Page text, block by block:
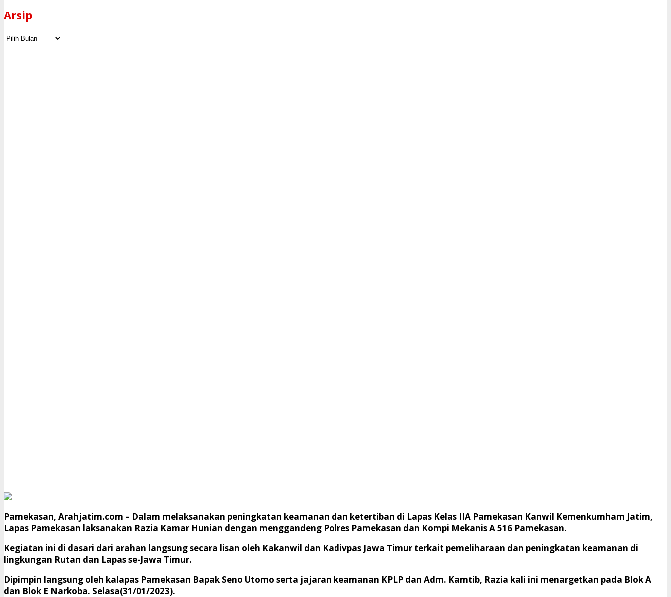
Arsip
Arsip
Pamekasan, Arahjatim.com – Dalam melaksanakan peningkatan keamanan dan ketertiban di Lapas Kelas IIA Pamekasan Kanwil Kemenkumham Jatim,
Lapas Pamekasan laksanakan Razia Kamar Hunian dengan menggandeng Polres Pamekasan dan Kompi Mekanis A 516 Pamekasan.
Kegiatan ini di dasari dari arahan langsung secara lisan oleh Kakanwil dan Kadivpas Jawa Timur terkait pemeliharaan dan peningkatan keamanan di
lingkungan Rutan dan Lapas se-Jawa Timur.
Dipimpin langsung oleh kalapas Pamekasan Bapak Seno Utomo serta jajaran keamanan KPLP dan Adm. Kamtib, Razia kali ini menargetkan pada Blok A
dan Blok E Narkoba. Selasa(31/01/2023).